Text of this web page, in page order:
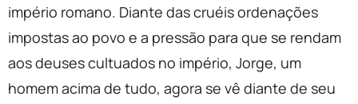
império romano. Diante das cruéis ordenações
impostas ao povo e a pressão para que se rendam
aos deuses cultuados no império, Jorge, um
homem acima de tudo, agora se vê diante de seu